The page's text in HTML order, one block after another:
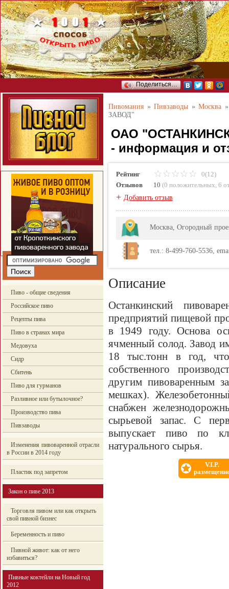
Поделиться…
Пиво - общие сведения
Российское пиво
Рецепты пива
Пиво в странах мира
Медовуха
Сидр
Сбитень
Пиво для гурманов
Разливное или бутылочное?
Производство пива
Пивзаводы
Изменения пивоваренной отрасли
в России в 2014 году
Пластик под запретом
Закон о пиве 2013
Торговля пивом или как открыть
свой пивной бизнес
Беременность и пиво
Пивной живот: как от него
избавиться?
Пивные коктейли на Новый год
2012
Пивомания »Пивзаводы »Москва
ЗАВОД"
ОАО
- информация и
Рейтинг
0(12)
Отзывов
10 (0 положительных, 6
+ Добавить отзыв
Москва, Огородный
тел.: 8-499-760-5536,
Описание
Останкинский
предприятий пищевой
в 1949 году. Основа
ячменный солод. Завод
18 тыс.тонн в год, что
собственного
другим пивоваренным
мешках).
снабжен
сырьевой запас. С
выпускает пиво по
натурального сырья.
V.I.P.